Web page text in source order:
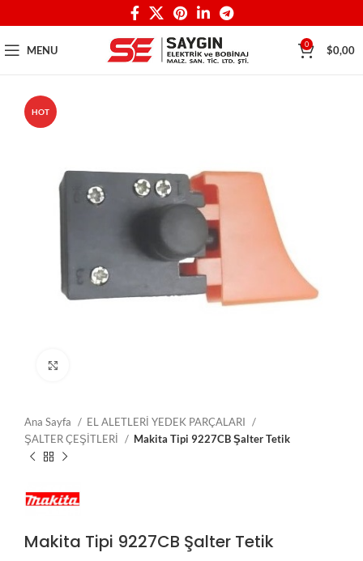
MENU 0 $0,00
HOT
Ana Sayfa
EL ALETLERİ YEDEK PARÇALARI
ŞALTER ÇEŞİTLERİ
Makita Tipi 9227CB Şalter Tetik
Makita Tipi 9227CB Şalter Tetik